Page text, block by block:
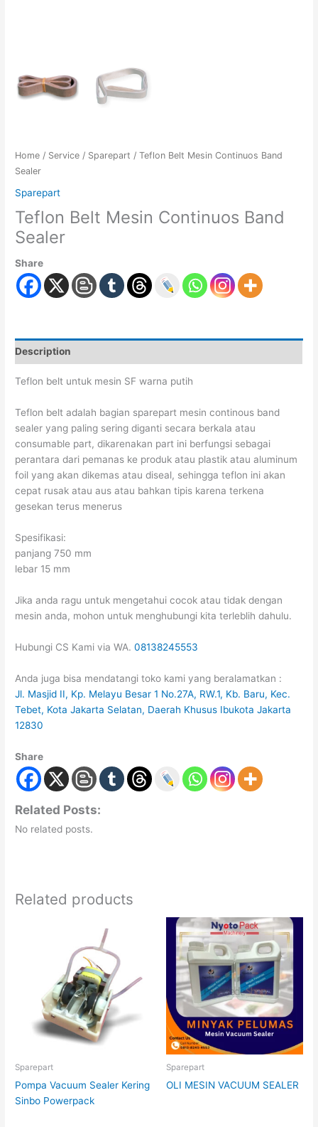
Home / Service / Sparepart / Teflon Belt Mesin Continuos Band
Sealer
Sparepart
Teflon Belt Mesin Continuos Band
Sealer
Share
Description
Teflon belt untuk mesin SF warna putih
Teflon belt adalah bagian sparepart mesin continous band
sealer yang paling sering diganti secara berkala atau
consumable part, dikarenakan part ini berfungsi sebagai
perantara dari pemanas ke produk atau plastik atau aluminum
foil yang akan dikemas atau diseal, sehingga teflon ini akan
cepat rusak atau aus atau bahkan tipis karena terkena
gesekan terus menerus
Spesifikasi:
panjang 750 mm
lebar 15 mm
Jika anda ragu untuk mengetahui cocok atau tidak dengan
mesin anda, mohon untuk menghubungi kita terleblih dahulu.
Hubungi CS Kami via WA.08138245553
Anda juga bisa mendatangi toko kami yang beralamatkan :
Jl. Masjid II, Kp. Melayu Besar 1 No.27A, RW.1, Kb. Baru, Kec.
Tebet, Kota Jakarta Selatan, Daerah Khusus Ibukota Jakarta
12830
Share
Related Posts:
No related posts.
Related products
Sparepart
Pompa Vacuum Sealer Kering
Sinbo Powerpack
Sparepart
OLI MESIN VACUUM SEALER